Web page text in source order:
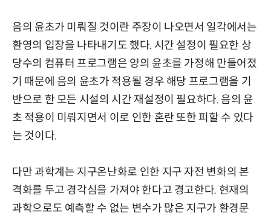
음의 윤초가 미뤄질 것이란 주장이 나오면서 일각에서는
환영의 입장을 나타내기도 했다. 시간 설정이 필요한 상
당수의 컴퓨터 프로그램은 양의 윤초를 가정해 만들어졌
기 때문에 음의 윤초가 적용될 경우 해당 프로그램을 기
반으로 한 모든 시설의 시간 재설정이 필요하다. 음의 윤
초 적용이 미뤄지면서 이로 인한 혼란 또한 피할 수 있다
는 것이다.
다만 과학계는 지구온난화로 인한 지구 자전 변화의 본
격화를 두고 경각심을 가져야 한다고 경고한다. 현재의
과학으로도 예측할 수 없는 변수가 많은 지구가 환경문